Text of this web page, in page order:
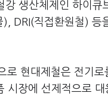
강 생산체제인 하이
DRI(직접환원철)
로 현대제철은 전기
장에 선제적으로 대